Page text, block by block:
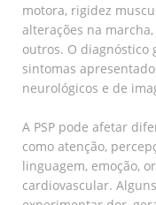
motora, rigidez
alterações na
outros. O diagnóstico
sintomas
neurológicos e de
A PSP pode afetar
como atenção,
linguagem, emoção,
cardiovascular.